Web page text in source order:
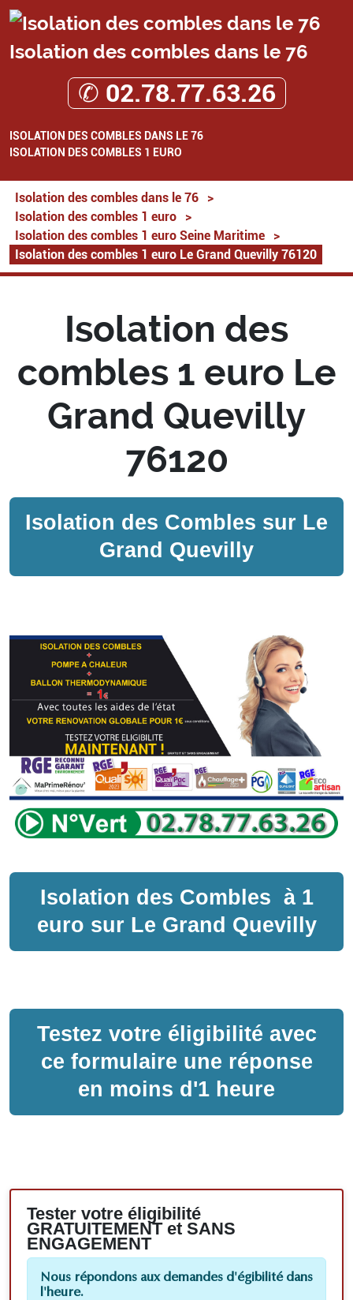
Isolation des combles dans le 76
✆ 02.78.77.63.26
ISOLATION DES COMBLES DANS LE 76
ISOLATION DES COMBLES 1 EURO
Isolation des combles dans le 76
>
Isolation des combles 1 euro
>
Isolation des combles 1 euro Seine Maritime
>
Isolation des combles 1 euro Le Grand Quevilly 76120
Isolation des
combles 1 euro Le
Grand Quevilly
76120
Isolation des Combles sur Le
Grand Quevilly
Isolation des Combles à 1
euro sur Le Grand Quevilly
Testez votre éligibilité avec
ce formulaire une réponse
en moins d'1 heure
Tester votre éligibilité
GRATUITEMENT et SANS
ENGAGEMENT
Nous répondons aux demandes d'égibilité dans
l'heure.